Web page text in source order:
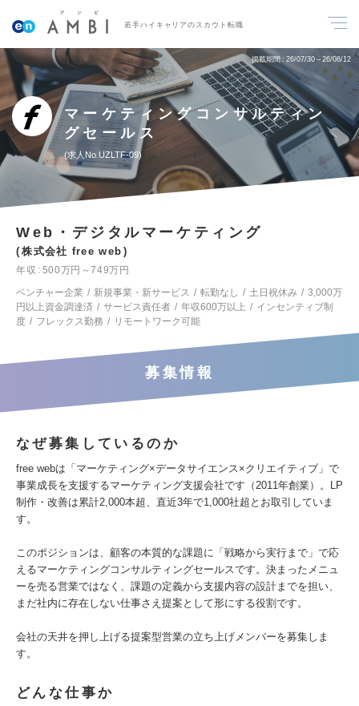
若手ハイキャリアのスカウト転職
掲載期間 26/07/30～26/08/12
マーケティングコンサルティン
グセールス
求人No.UZLTF-09
Web・デジタルマーケティング
株式会社 free web
年収
500万円～749万円
ベンチャー企業
新規事業・新サービス 転勤なし 土日祝休み
3,000万
円以上資金調達済
サービス責任者 年収600万以上
インセンティブ制
度
フレックス勤務 リモートワーク可能
募集情報
なぜ募集しているのか
free webは「マーケティング×データサイエンス×クリエイティブ」で
事業成長を支援するマーケティング支援会社です（2011年創業）。LP
制作・改善は累計2,000本超、直近3年で1,000社超とお取引していま
す。
このポジションは、顧客の本質的な課題に「戦略から実行まで」で応
えるマーケティングコンサルティングセールスです。決まったメニュ
ーを売る営業ではなく、課題の定義から支援内容の設計までを担い、
まだ社内に存在しない仕事さえ提案として形にする役割です。
会社の天井を押し上げる提案型営業の立ち上げメンバーを募集しま
す。
どんな仕事か